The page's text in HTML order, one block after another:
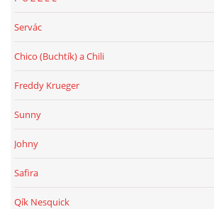
Servác
Chico (Buchtík) a Chili
Freddy Krueger
Sunny
Johny
Safira
Qík Nesquick